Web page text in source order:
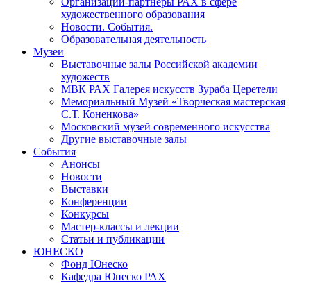
художественного образования
Новости. События.
Образовательная деятельность
Музеи
Выставочные залы Российской академии
художеств
МВК РАХ Галерея искусств Зураба Церетели
Мемориальный Музей «Творческая мастерская
С.Т. Коненкова»
Московский музей современного искусства
Другие выставочные залы
События
Анонсы
Новости
Выставки
Конференции
Конкурсы
Мастер-классы и лекции
Статьи и публикации
ЮНЕСКО
Фонд Юнеско
Кафедра Юнеско РАХ